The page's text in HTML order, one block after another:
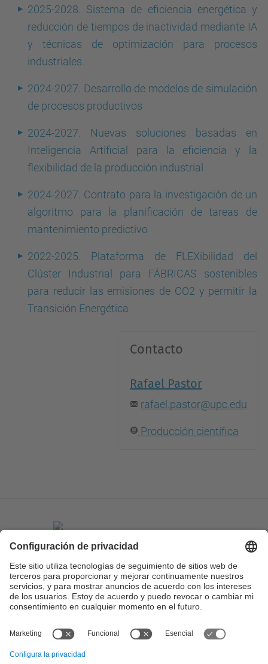
2025-2028. Sistema de eficiencia energética y
reducción de tiempos de inactividad mediante IA
y técnicas de optimización para procesos
industriales.
2024-2027. Desarrollo de modelos de simulación
de procesos productivos
2024-2027. Nuevas soluciones basadas en
Inteligencia Artificial para la eficiencia y la
flexibilidad de la producción industrial
2024-2027. Contrato para la investigación de un
algoritmo para la planificación de tareas de
mantenimiento predictivo
2022-2025. Plataforma de FLEXibilidad del
Clúster Industrial para FÁBRICAS sostenibles
para reducir las emisiones de CO2 y permitir la
Transición Energética
Contacto
Rafael Pastor
rafael.pastor@upc.edu
Producción científica